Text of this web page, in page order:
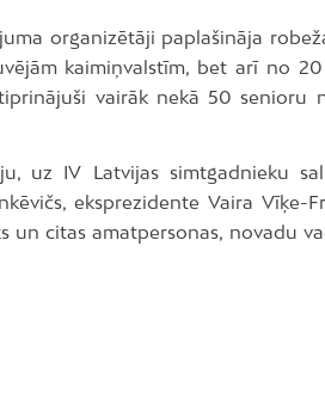
organizētāji paplašināja
kaimiņvalstīm, bet arī no 20
vairāk nekā 50 senioru
uz IV Latvijas simtgadnieku
eksprezidente Vaira Vīķe-
un citas amatpersonas, novadu